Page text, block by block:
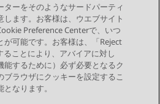
ョン 次のトピック
ターをそのようなサードパーティ
します。お客様は、ウエブサイト
Preference Centerで、いつ
が可能です。お客様は、「Reject
ことにより、アバイアに対し
するために）必ず必要となるク
ブラウザにクッキーを設定するこ
なります。